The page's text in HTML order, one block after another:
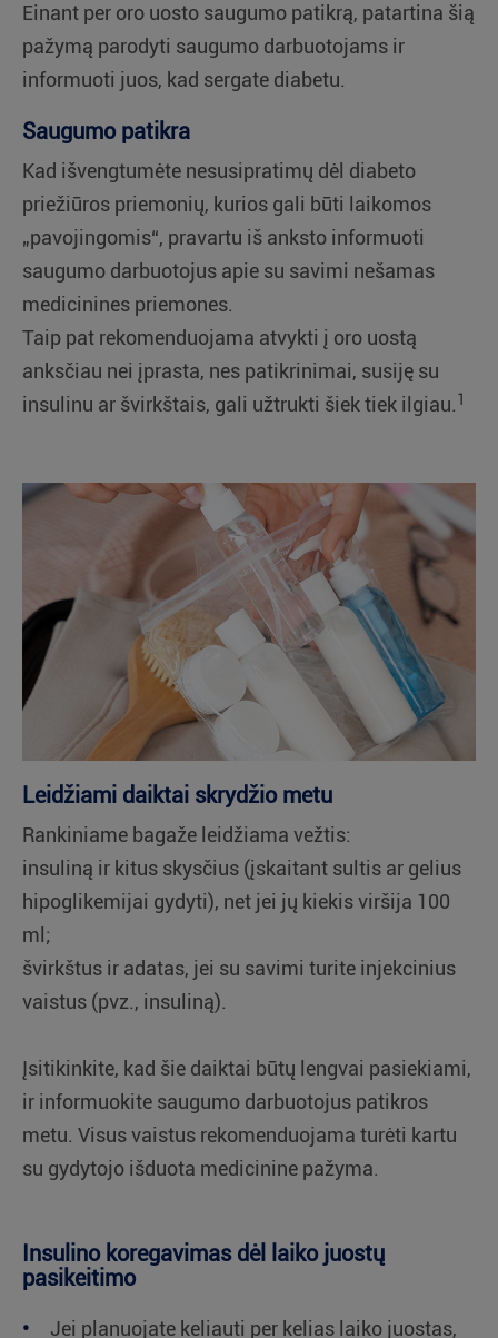
Einant per oro uosto saugumo patikrą, patartina šią
pažymą parodyti saugumo darbuotojams ir
informuoti juos, kad sergate diabetu.
Saugumo patikra
Kad išvengtumėte nesusipratimų dėl diabeto
priežiūros priemonių, kurios gali būti laikomos
„pavojingomis“, pravartu iš anksto informuoti
saugumo darbuotojus apie su savimi nešamas
medicinines priemones.
Taip pat rekomenduojama atvykti į oro uostą
anksčiau nei įprasta, nes patikrinimai, susiję su
insulinu ar švirkštais, gali užtrukti šiek tiek ilgiau.1
Leidžiami daiktai skrydžio metu
Rankiniame bagaže leidžiama vežtis:
insuliną ir kitus skysčius (įskaitant sultis ar gelius
hipoglikemijai gydyti), net jei jų kiekis viršija 100
ml;
švirkštus ir adatas, jei su savimi turite injekcinius
vaistus (pvz., insuliną).
Įsitikinkite, kad šie daiktai būtų lengvai pasiekiami,
ir informuokite saugumo darbuotojus patikros
metu. Visus vaistus rekomenduojama turėti kartu
su gydytojo išduota medicinine pažyma.
Insulino koregavimas dėl laiko juostų
pasikeitimo
Jei planuojate keliauti per kelias laiko juostas,